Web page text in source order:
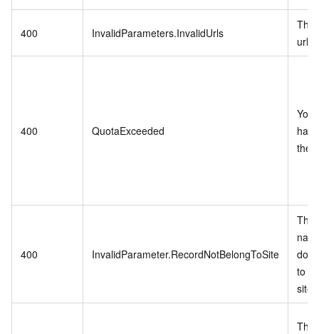
400 InvalidParameters.InvalidUrls
The
urls
400 QuotaExceeded
You
the
400 InvalidParameter.RecordNotBelongToSite
The
to
site.
The